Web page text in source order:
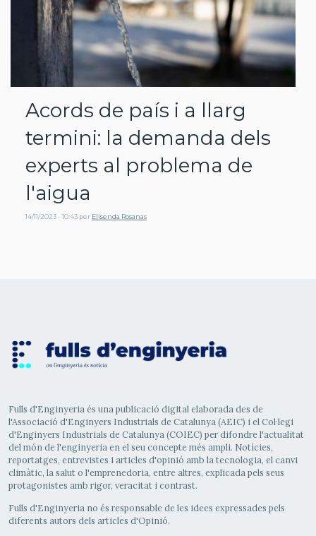
Acords de país i a llarg
termini: la demanda dels
experts al problema de
l'aigua
14/11/2023 - 10:43 per Elisenda Rosanas
Fulls d'Enginyeria és una publicació digital elaborada des de
l'Associació d'Enginyers Industrials de Catalunya (AEIC) i el Col·legi
d'Enginyers Industrials de Catalunya (COIEC) per difondre l'actualitat
del món de l'enginyeria en el seu concepte més ampli. Notícies,
reportatges, entrevistes i articles d'opinió amb la tecnologia, el canvi
climàtic, la salut o l'emprenedoria, entre altres, explicada pels seus
protagonistes amb rigor, veracitat i contrast.
Fulls d'Enginyeria no és responsable de les idees expressades pels
diferents autors dels articles d'Opinió.